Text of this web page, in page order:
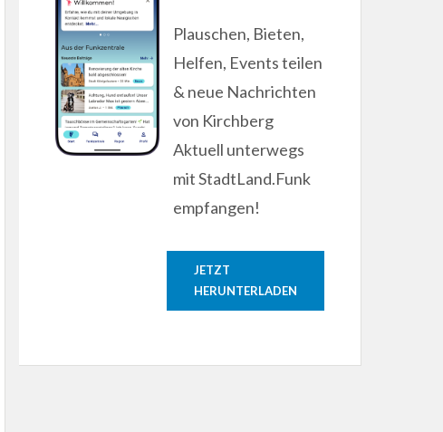
Plauschen, Bieten,
Helfen, Events teilen
& neue Nachrichten
von Kirchberg
Aktuell unterwegs
mit StadtLand.Funk
empfangen!
JETZT
HERUNTERLADEN